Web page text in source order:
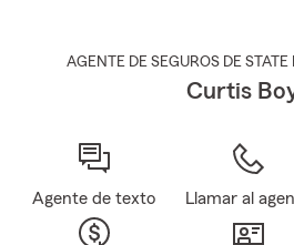
AGENTE DE SEGUROS DE STATE
Curtis
Agente de texto Llamar al